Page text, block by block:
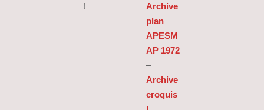
!
Archive
plan
APESM
AP 1972
–
Archive
croquis